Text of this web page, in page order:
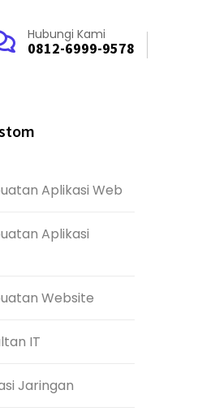
Hubungi Kami
0812-6999-9578
Aplikasi Web
Aplikasi
Website
IT
Jaringan